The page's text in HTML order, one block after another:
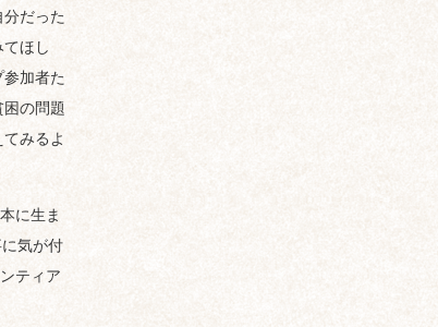
だった
ほし
加者た
の問題
みるよ
に生ま
気が付
ティア